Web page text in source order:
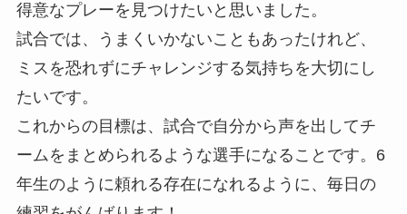
得意なプレーを見つけたいと思いました。
試合では、うまくいかないこともあったけれど、
ミスを恐れずにチャレンジする気持ちを大切にし
たいです。
これからの目標は、試合で自分から声を出してチ
ームをまとめられるような選手になることです。6
年生のように頼れる存在になれるように、毎日の